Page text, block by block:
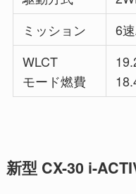
ミッション
6
WLCT
モード燃費
新型 CX-30 i-